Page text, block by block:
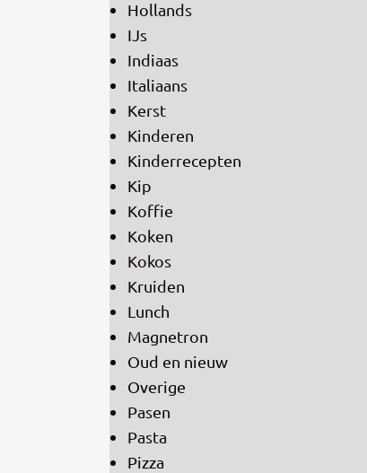
Hollands
IJs
Indiaas
Italiaans
Kerst
Kinderen
Kinderrecepten
Kip
Koffie
Koken
Kokos
Kruiden
Lunch
Magnetron
Oud en nieuw
Overige
Pasen
Pasta
Pizza